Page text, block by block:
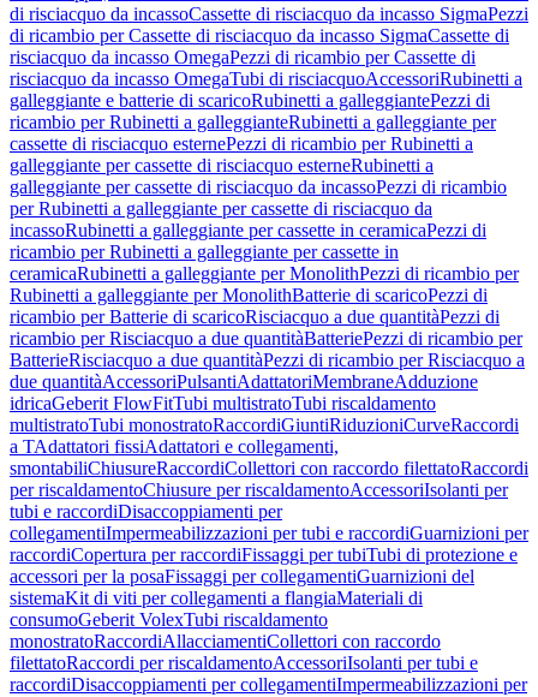
di risciacquo da incassoCassette di risciacquo da incasso SigmaPezzi
di ricambio per Cassette di risciacquo da incasso SigmaCassette di
risciacquo da incasso OmegaPezzi di ricambio per Cassette di
risciacquo da incasso OmegaTubi di risciacquoAccessoriRubinetti a
galleggiante e batterie di scaricoRubinetti a galleggiantePezzi di
ricambio per Rubinetti a galleggianteRubinetti a galleggiante per
cassette di risciacquo esternePezzi di ricambio per Rubinetti a
galleggiante per cassette di risciacquo esterneRubinetti a
galleggiante per cassette di risciacquo da incassoPezzi di ricambio
per Rubinetti a galleggiante per cassette di risciacquo da
incassoRubinetti a galleggiante per cassette in ceramicaPezzi di
ricambio per Rubinetti a galleggiante per cassette in
ceramicaRubinetti a galleggiante per MonolithPezzi di ricambio per
Rubinetti a galleggiante per MonolithBatterie di scaricoPezzi di
ricambio per Batterie di scaricoRisciacquo a due quantitàPezzi di
ricambio per Risciacquo a due quantitàBatteriePezzi di ricambio per
BatterieRisciacquo a due quantitàPezzi di ricambio per Risciacquo a
due quantitàAccessoriPulsantiAdattatoriMembraneAdduzione
idricaGeberit FlowFitTubi multistratoTubi riscaldamento
multistratoTubi monostratoRaccordiGiuntiRiduzioniCurveRaccordi
a TAdattatori fissiAdattatori e collegamenti,
smontabiliChiusureRaccordiCollettori con raccordo filettatoRaccordi
per riscaldamentoChiusure per riscaldamentoAccessoriIsolanti per
tubi e raccordiDisaccoppiamenti per
collegamentiImpermeabilizzazioni per tubi e raccordiGuarnizioni per
raccordiCopertura per raccordiFissaggi per tubiTubi di protezione e
accessori per la posaFissaggi per collegamentiGuarnizioni del
sistemaKit di viti per collegamenti a flangiaMateriali di
consumoGeberit VolexTubi riscaldamento
monostratoRaccordiAllacciamentiCollettori con raccordo
filettatoRaccordi per riscaldamentoAccessoriIsolanti per tubi e
raccordiDisaccoppiamenti per collegamentiImpermeabilizzazioni per